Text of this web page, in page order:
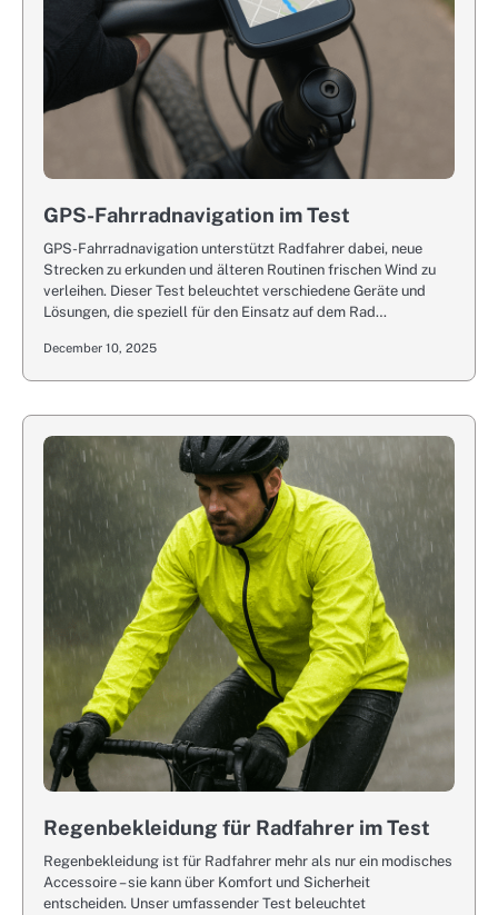
GPS-Fahrradnavigation im Test
GPS-Fahrradnavigation unterstützt Radfahrer dabei, neue
Strecken zu erkunden und älteren Routinen frischen Wind zu
verleihen. Dieser Test beleuchtet verschiedene Geräte und
Lösungen, die speziell für den Einsatz auf dem Rad…
December 10, 2025
Regenbekleidung für Radfahrer im Test
Regenbekleidung ist für Radfahrer mehr als nur ein modisches
Accessoire – sie kann über Komfort und Sicherheit
entscheiden. Unser umfassender Test beleuchtet